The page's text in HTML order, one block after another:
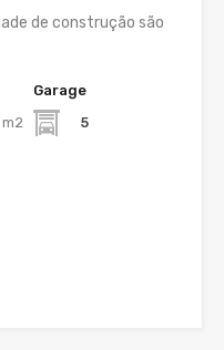
de construção são
m2
Garage
5